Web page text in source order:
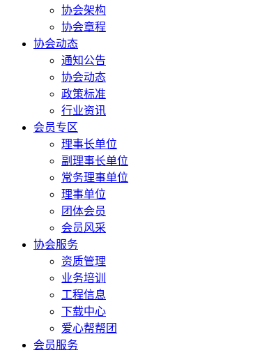
协会架构
协会章程
协会动态
通知公告
协会动态
政策标准
行业资讯
会员专区
理事长单位
副理事长单位
常务理事单位
理事单位
团体会员
会员风采
协会服务
资质管理
业务培训
工程信息
下载中心
爱心帮帮团
会员服务